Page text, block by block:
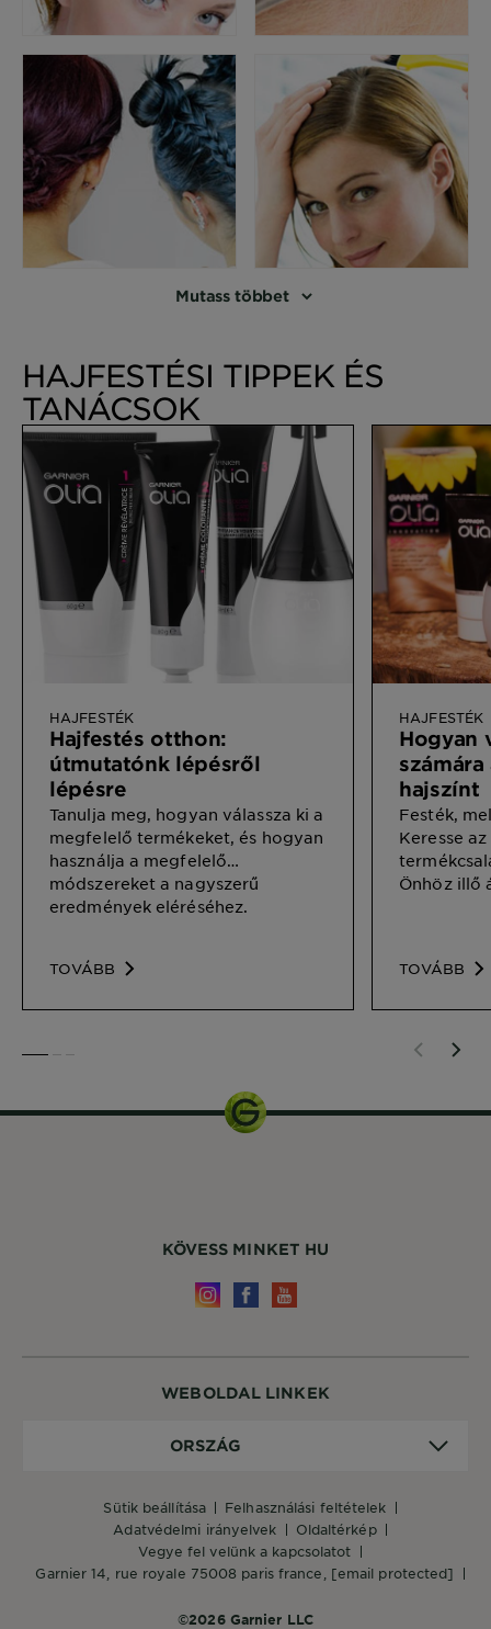
Mutass többet
HAJFESTÉSI TIPPEK ÉS
TANÁCSOK
HAJFESTÉK
Hajfestés otthon:
útmutatónk lépésről
lépésre
Tanulja meg, hogyan válassza ki a
megfelelő termékeket, és hogyan
használja a megfelelő
módszereket a nagyszerű
eredmények eléréséhez.
TOVÁBB
HAJFESTÉK
Hogyan
hajszínt
Festék,
Keresse
Önhöz illő
TOVÁBB
WEBOLDAL LINKEK
sütik beállítása
felhasználási feltételek
adatvédelmi irányelvek
oldaltérkép
vegye fel velünk a kapcsolatot
garnier 14, rue royale 75008 paris france, [email protected]
ORSZÁG
©2026 Garnier LLC
KÖVESS MINKET HU